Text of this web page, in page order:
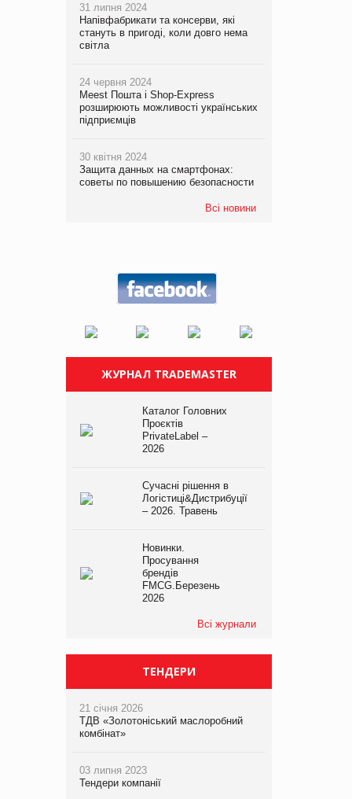
31 липня 2024
Напівфабрикати та консерви, які
стануть в пригоді, коли довго нема
світла
24 червня 2024
Meest Пошта і Shop-Express
розширюють можливості українських
підприємців
30 квітня 2024
Защита данных на смартфонах:
советы по повышению безопасности
Всі новини
ЖУРНАЛ TRADEMASTER
Каталог Головних
Проєктів
PrivateLabel –
2026
Сучасні рішення в
Логістиці&Дистрибуції
– 2026. Травень
Новинки.
Просування
брендів
FMCG.Березень
2026
Всі журнали
ТЕНДЕРИ
21 січня 2026
ТДВ «Золотоніський маслоробний
комбінат»
03 липня 2023
Тендери компанії